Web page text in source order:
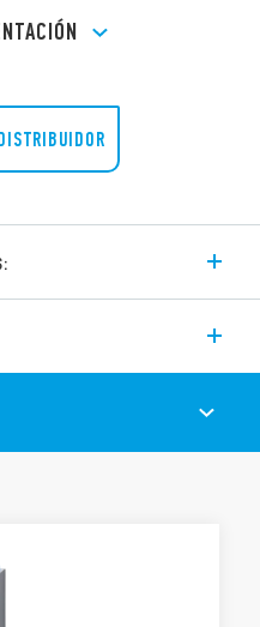
características:
no polarizada
a 100h